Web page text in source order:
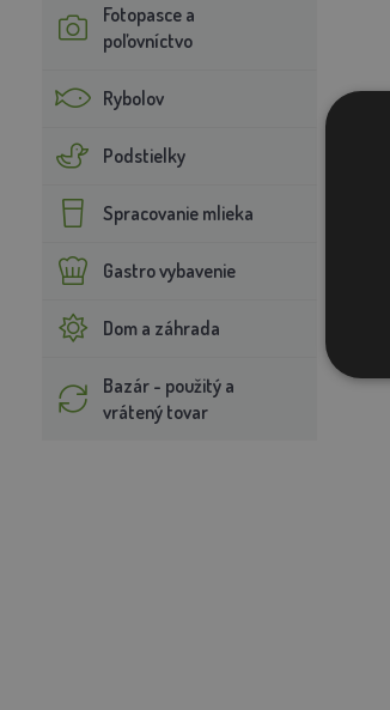
Fotopasce a
poľovníctvo
Rybolov
Podstielky
Spracovanie mlieka
Gastro vybavenie
Dom a záhrada
Bazár - použitý a
vrátený tovar